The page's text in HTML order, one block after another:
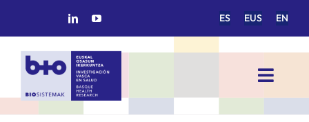
ES EUS EN
Toggle
INICIO